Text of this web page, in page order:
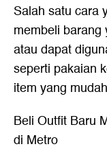
Salah satu cara
membeli
atau dapat
seperti pakaian
item yang
Beli Outfit Baru
di Metro